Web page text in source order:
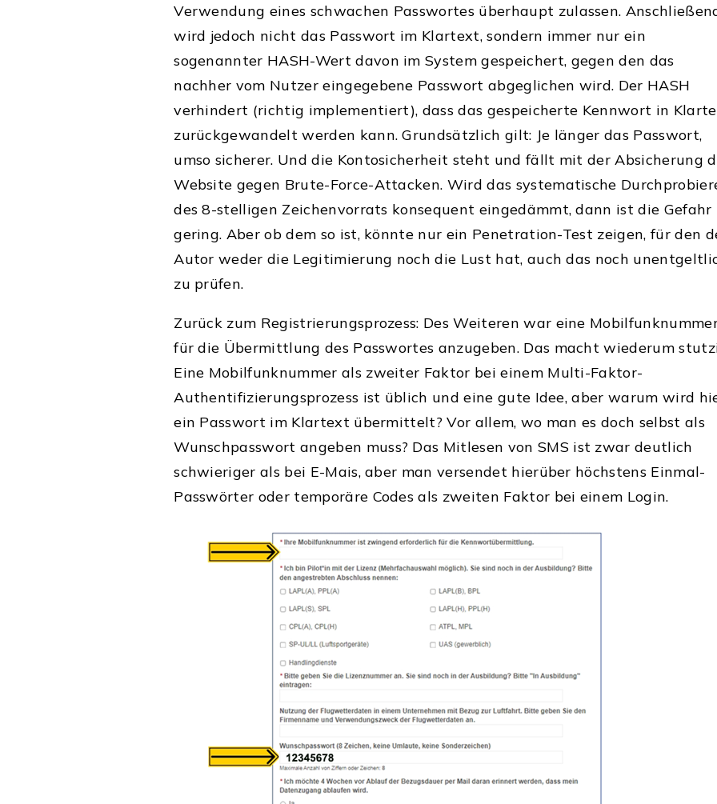
Verwendung eines schwachen Passwortes überhaupt zulassen.
wird jedoch nicht das Passwort im Klartext, sondern immer nur ein
sogenannter HASH-Wert davon im System gespeichert, gegen den das
nachher vom Nutzer eingegebene Passwort abgeglichen wird. Der HASH
verhindert (richtig implementiert), dass das gespeicherte Kennwort in
zurückgewandelt werden kann. Grundsätzlich gilt: Je länger das Passwort,
umso sicherer. Und die Kontosicherheit steht und fällt mit der Absicherung
Website gegen Brute-Force-Attacken. Wird das systematische
des 8-stelligen Zeichenvorrats konsequent eingedämmt, dann ist die Gefahr
gering. Aber ob dem so ist, könnte nur ein Penetration-Test zeigen, für den
Autor weder die Legitimierung noch die Lust hat, auch das noch
zu prüfen.
Zurück zum Registrierungsprozess: Des Weiteren war eine
für die Übermittlung des Passwortes anzugeben. Das macht wiederum
Eine Mobilfunknummer als zweiter Faktor bei einem Multi-Faktor-
Authentifizierungsprozess ist üblich und eine gute Idee, aber warum wird
ein Passwort im Klartext übermittelt? Vor allem, wo man es doch selbst als
Wunschpasswort angeben muss? Das Mitlesen von SMS ist zwar deutlich
schwieriger als bei E-Mais, aber man versendet hierüber höchstens Einmal-
Passwörter oder temporäre Codes als zweiten Faktor bei einem Login.